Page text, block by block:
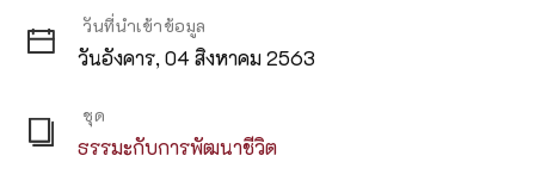
วันที่นำเข้าข้อมูล
วันอังคาร, 04 สิงหาคม 2563
ชุด
ธรรมะกับการพัฒนาชีวิต